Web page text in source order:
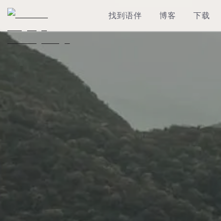
找到语伴 博客 下载